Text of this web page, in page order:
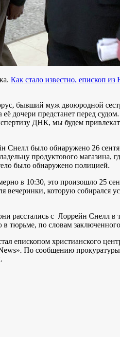
Как стало известно, епископ
бывший муж двоюродной
дочери предстанет перед
ДНК, мы будем
было обнаружено 26
продуктового
было обнаружено полицией.
в 10:30, это произошло 25
вечеринки, которую
расстались с Лоррейн Снелл
тюрьме, по словам
епископом христианского
По сообщению